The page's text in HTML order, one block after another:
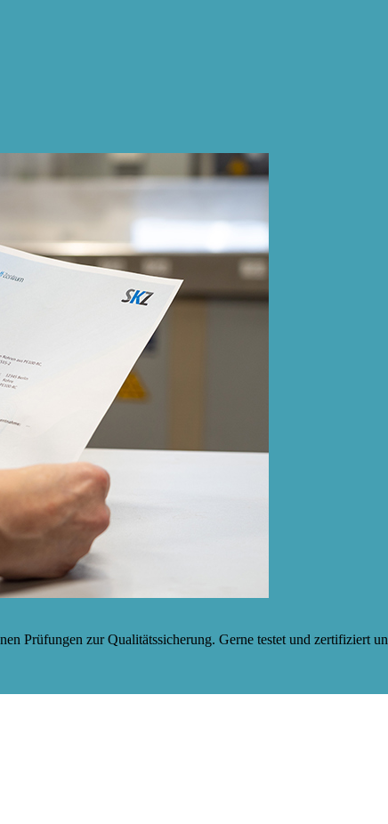
Prüfungen zur Qualitätssicherung. Gerne testet und zertifiziert